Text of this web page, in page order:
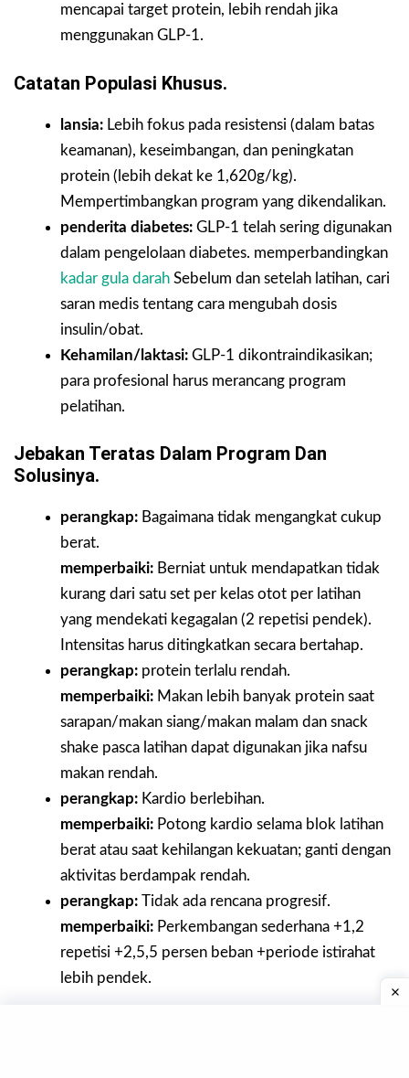
mencapai target protein, lebih rendah jika
menggunakan GLP-1.
Catatan Populasi Khusus.
lansia: Lebih fokus pada resistensi (dalam batas
keamanan), keseimbangan, dan peningkatan
protein (lebih dekat ke 1,620g/kg).
Mempertimbangkan program yang dikendalikan.
penderita diabetes: GLP-1 telah sering digunakan
dalam pengelolaan diabetes. memperbandingkan
kadar gula darah Sebelum dan setelah latihan, cari
saran medis tentang cara mengubah dosis
insulin/obat.
Kehamilan/laktasi: GLP-1 dikontraindikasikan;
para profesional harus merancang program
pelatihan.
Jebakan Teratas Dalam Program Dan
Solusinya.
perangkap: Bagaimana tidak mengangkat cukup
berat.
memperbaiki: Berniat untuk mendapatkan tidak
kurang dari satu set per kelas otot per latihan
yang mendekati kegagalan (2 repetisi pendek).
Intensitas harus ditingkatkan secara bertahap.
perangkap: protein terlalu rendah.
memperbaiki: Makan lebih banyak protein saat
sarapan/makan siang/makan malam dan snack
shake pasca latihan dapat digunakan jika nafsu
makan rendah.
perangkap: Kardio berlebihan.
memperbaiki: Potong kardio selama blok latihan
berat atau saat kehilangan kekuatan; ganti dengan
aktivitas berdampak rendah.
perangkap: Tidak ada rencana progresif.
memperbaiki: Perkembangan sederhana +1,2
repetisi +2,5,5 persen beban +periode istirahat
lebih pendek.